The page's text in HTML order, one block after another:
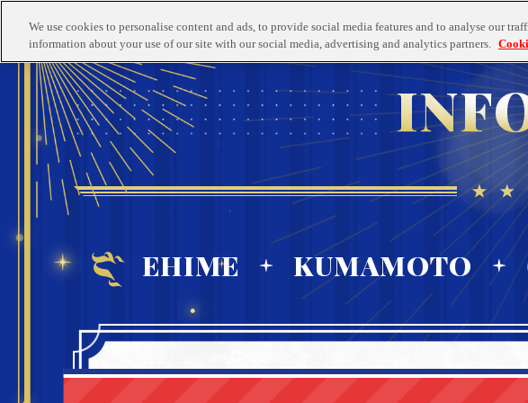
TOP
トップ
INFORMATION
開催概要
TICKET
チケット情報
EHIME KUMAMOTO
We use cookies to personalise content and ads, to provide social media features and to analyse our
information about your use of our site with our social media, advertising and analytics partners.